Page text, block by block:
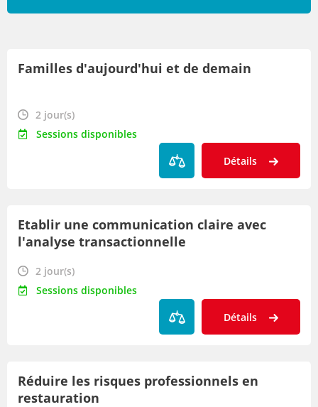
Par date
Familles d'aujourd'hui et de demain
2 jour(s)
Sessions disponibles
Détails
Etablir une communication claire avec
l'analyse transactionnelle
2 jour(s)
Sessions disponibles
Détails
Réduire les risques professionnels en
restauration